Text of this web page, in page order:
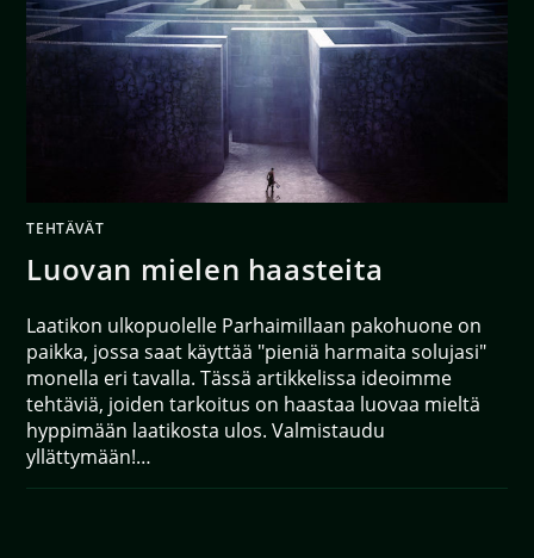
TEHTÄVÄT
Luovan mielen haasteita
Laatikon ulkopuolelle Parhaimillaan pakohuone on
paikka, jossa saat käyttää "pieniä harmaita solujasi"
monella eri tavalla. Tässä artikkelissa ideoimme
tehtäviä, joiden tarkoitus on haastaa luovaa mieltä
hyppimään laatikosta ulos. Valmistaudu
yllättymään!…